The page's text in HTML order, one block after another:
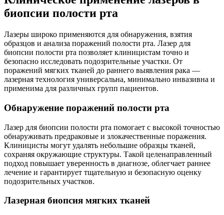
биопсии полости рта
Лазеры широко применяются для обнаружения, взятия
образцов и анализа поражений полости рта. Лазер для
биопсии полости рта позволяет клиницистам точно и
безопасно исследовать подозрительные участки. От
поражений мягких тканей до раннего выявления рака —
лазерная технология универсальна, минимально инвазивна и
применима для различных групп пациентов.
Обнаружение поражений полости рта
Лазер для биопсии полости рта помогает с высокой точностью
обнаруживать предраковые и злокачественные поражения.
Клиницисты могут удалять небольшие образцы тканей,
сохраняя окружающие структуры. Такой целенаправленный
подход повышает уверенность в диагнозе, облегчает раннее
лечение и гарантирует тщательную и безопасную оценку
подозрительных участков.
Лазерная биопсия мягких тканей